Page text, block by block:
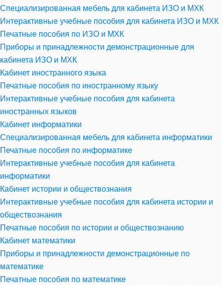
Специализированная мебель для кабинета ИЗО и МХК
Интерактивные учебные пособия для кабинета ИЗО и МХК
Печатные пособия по ИЗО и МХК
Приборы и принадлежности демонстрационные для
кабинета ИЗО и МХК
Кабинет иностранного языка
Печатные пособия по иностранному языку
Интерактивные учебные пособия для кабинета
иностранных языков
Кабинет информатики
Специализированная мебель для кабинета информатики
Печатные пособия по информатике
Интерактивные учебные пособия для кабинета
информатики
Кабинет истории и обществознания
Интерактивные учебные пособия для кабинета истории и
обществознания
Печатные пособия по истории и обществознанию
Кабинет математики
Приборы и принадлежности демонстрационные по
математике
Печатные пособия по математике